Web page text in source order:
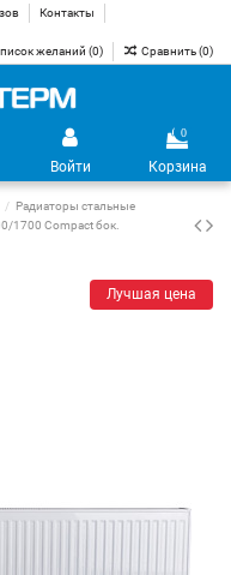
Контакты
желаний (0) Сравнить (0)
Войти
0
Корзина
Радиаторы стальные
1700 Compact бок.
Лучшая цена